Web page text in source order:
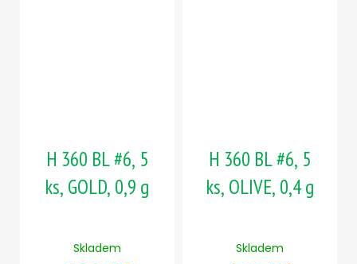
H 360 BL #6, 5
ks, GOLD, 0,9 g
Skladem
H 360 BL #6, 5
ks, OLIVE, 0,4 g
Skladem